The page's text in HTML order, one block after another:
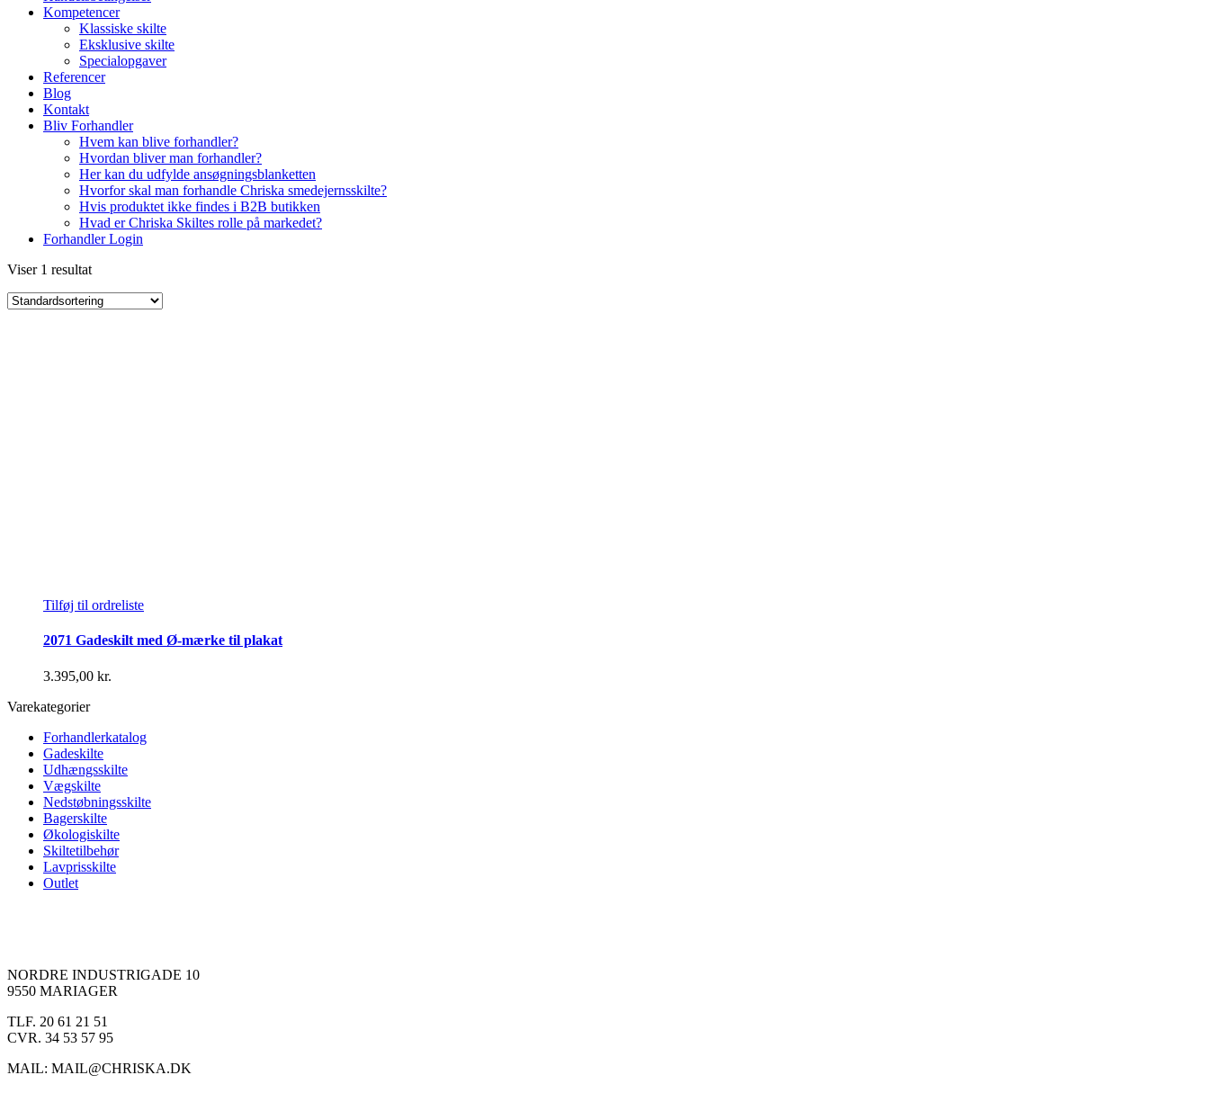
Kompetencer
Klassiske skilte
Eksklusive skilte
Specialopgaver
Referencer
Blog
Kontakt
Bliv Forhandler
Hvem kan blive forhandler?
Hvordan bliver man forhandler?
Her kan du udfylde ansøgningsblanketten
Hvorfor skal man forhandle Chriska smedejernsskilte?
Hvis produktet ikke findes i B2B butikken
Hvad er Chriska Skiltes rolle på markedet?
Forhandler Login
Viser 1 resultat
Tilføj til ordreliste
2071 Gadeskilt med Ø-mærke til plakat
3.395,00 kr.
Varekategorier
Forhandlerkatalog
Gadeskilte
Udhængsskilte
Vægskilte
Nedstøbningsskilte
Bagerskilte
Økologiskilte
Skiltetilbehør
Lavprisskilte
Outlet
NORDRE INDUSTRIGADE 10
9550 MARIAGER
TLF. 20 61 21 51
CVR. 34 53 57 95
MAIL: MAIL@CHRISKA.DK